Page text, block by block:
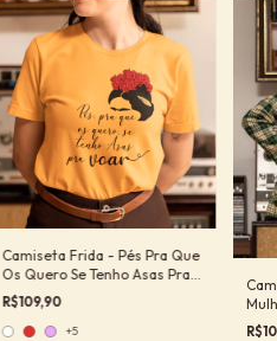
Camiseta Frida - Pés Pra Que
Os Quero Se Tenho Asas Pra
Voar
R$109,90
+5